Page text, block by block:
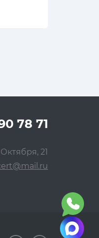
78 71
21